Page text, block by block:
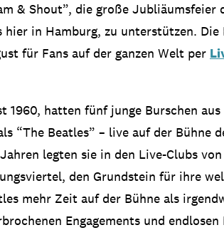
& Shout”, die große Jubliäumsfeier
in Hamburg, zu unterstützen. Die
für Fans auf der ganzen Welt per
1960, hatten fünf junge Burschen
“The Beatles” – live auf der Bühne
legten sie in den Live-Clubs
den Grundstein für ihre
mehr Zeit auf der Bühne als
Engagements und endlosen